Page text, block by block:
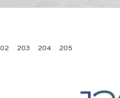
203 204 205